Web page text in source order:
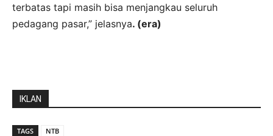
terbatas tapi masih bisa menjangkau seluruh
pedagang pasar,” jelasnya. (era)
IKLAN
TAGS NTB